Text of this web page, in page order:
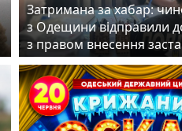
Затримана за хабар:
з Одещини відправили
з правом внесення